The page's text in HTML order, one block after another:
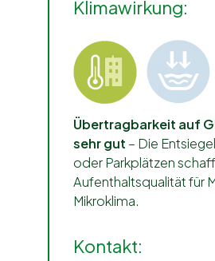
Klimawirkung:
Übertragbarkeit auf
sehr gut – Die
oder Parkplätzen
Aufenthaltsqualität für
Mikroklima.
Kontakt: